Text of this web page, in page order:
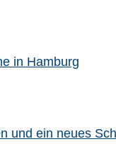
in Hamburg
und ein neues